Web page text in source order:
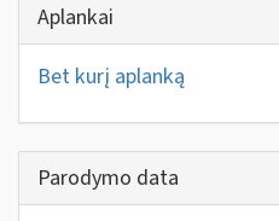
Aplankai
Bet kurį aplanką
Parodymo data